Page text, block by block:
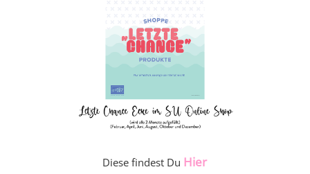
Diese findest Du Hier